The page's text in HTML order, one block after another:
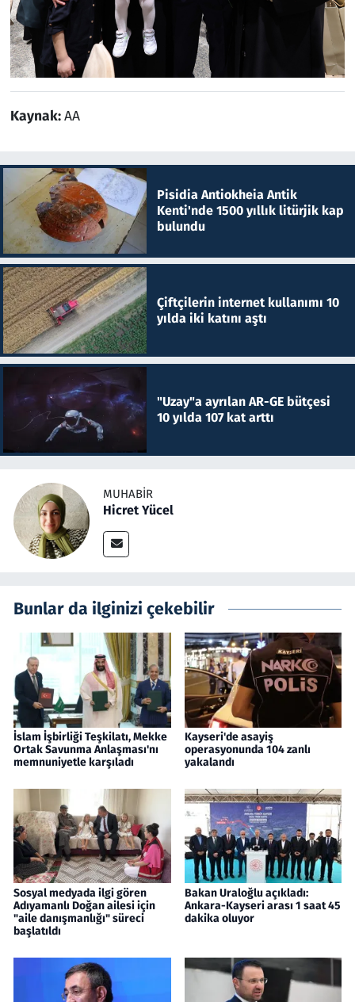
Kaynak:AA
Pisidia Antiokheia Antik
Kenti'nde 1500 yıllık litürjik kap
bulundu
Çiftçilerin internet kullanımı 10
yılda iki katını aştı
"Uzay"a ayrılan AR-GE bütçesi
10 yılda 107 kat arttı
MUHABIR
Hicret Yücel
Bunlar da ilginizi çekebilir
İslam İşbirliği Teşkilatı, Mekke
Ortak Savunma Anlaşması'nı
memnuniyetle karşıladı
Kayseri'de asayiş
operasyonunda 104 zanlı
yakalandı
Sosyal medyada ilgi gören
Adıyamanlı Doğan ailesi için
"aile danışmanlığı" süreci
başlatıldı
Bakan Uraloğlu açıkladı:
Ankara-Kayseri arası 1 saat 45
dakika oluyor